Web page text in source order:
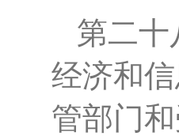
第二十
经济和
管部门